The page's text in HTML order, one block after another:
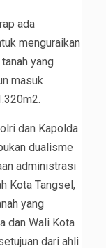
ada
menguraikan
yang
masuk
dan Kapolda
dualisme
administrasi
Kota Tangsel,
yang
dan Wali Kota
dari ahli